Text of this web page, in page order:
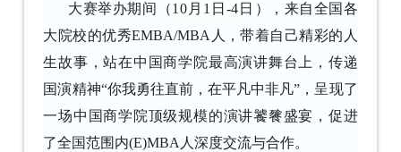
大赛举办期间（10月1日-4日 ），来自全国各
大院校的优秀EMBA/MBA人，带着自己精彩的人
生故事，站在中国商学院最高演讲舞台上，传递
国演精神“你我勇往直前，在平凡中非凡”，呈现了
一场中国商学院顶级规模的演讲饕餮盛宴，促进
了全国范围内(E)MBA人深度交流与合作。